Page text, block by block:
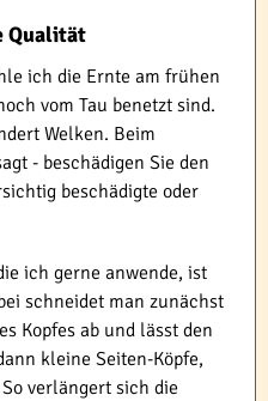
Qualität
ich die Ernte am frühen
vom Tau benetzt sind.
Welken. Beim
- beschädigen Sie den
beschädigte oder
ich gerne anwende, ist
schneidet man zunächst
Kopfes ab und lässt den
kleine Seiten-Köpfe,
verlängert sich die